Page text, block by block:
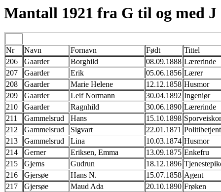
Mantall 1921 fra G til og med J
Nr Navn Fornavn Født
Tittel
206
Gaarder Borghild 08.09.1888 Lærerinde
207
Gaarder Erik 05.06.1856 Lærer
208
Gaarder Marie Helene 12.12.1858 Husmor
209
Gaarder Leif Normann 30.04.1892 Ingeniør
210
Gaarder Ragnhild 30.06.1890 Lærerinde
211
Gammelsrud Hans 15.10.1898
212
Gammelsrud Sigvart 22.01.1871 Politibetjent
213
Gammelsrud Lina 10.03.1874 Husmor
214
Gerner Eriksen, Emma 13.09.1875 Enkefru
215
Gjems Gudrun 18.12.1896
216
Gjersøe Hans N. 15.07.1858 Agent
217
Gjersøe Maud Ada 20.10.1890 Frøken